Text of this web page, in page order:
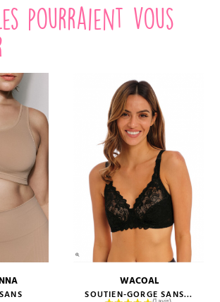
pourraient vous
WACOAL
SOUTIEN-GORGE SANS...